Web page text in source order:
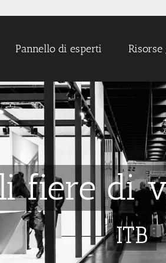
Pannello di esperti
fiere di
ITB